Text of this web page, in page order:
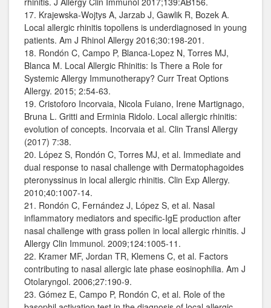
17. Krajewska-Wojtys A, Jarzab J, Gawlik R, Bozek A.
Local allergic rhinitis topollens is underdiagnosed in young
patients. Am J Rhinol Allergy 2016;30:198-201.
18. Rondón C, Campo P, Blanca-Lopez N, Torres MJ,
Blanca M. Local Allergic Rhinitis: Is There a Role for
Systemic Allergy Immunotherapy? Curr Treat Options
Allergy. 2015; 2:54-63.
19. Cristoforo Incorvaia, Nicola Fuiano, Irene Martignago,
Bruna L. Gritti and Erminia Ridolo. Local allergic rhinitis:
evolution of concepts. Incorvaia et al. Clin Transl Allergy
(2017) 7:38.
20. López S, Rondón C, Torres MJ, et al. Immediate and
dual response to nasal challenge with Dermatophagoides
pteronyssinus in local allergic rhinitis. Clin Exp Allergy.
2010;40:1007-14.
21. Rondón C, Fernández J, López S, et al. Nasal
inflammatory mediators and specific-IgE production after
nasal challenge with grass pollen in local allergic rhinitis. J
Allergy Clin Immunol. 2009;124:1005-11.
22. Kramer MF, Jordan TR, Klemens C, et al. Factors
contributing to nasal allergic late phase eosinophilia. Am J
Otolaryngol. 2006;27:190-9.
23. Gómez E, Campo P, Rondón C, et al. Role of the